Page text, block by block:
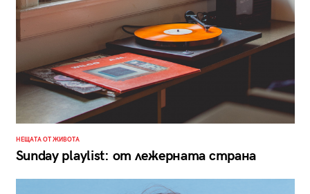
НЕЩАТА ОТ ЖИВОТА
Sunday playlist: от лежерната страна